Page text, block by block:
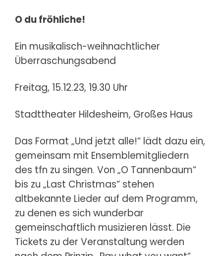
O du fröhliche!
Ein musikalisch-weihnachtlicher
Überraschungsabend
Freitag, 15.12.23, 19.30 Uhr
Stadttheater Hildesheim, Großes Haus
Das Format „Und jetzt alle!“ lädt dazu ein,
gemeinsam mit Ensemblemitgliedern
des tfn zu singen. Von „O Tannenbaum“
bis zu „Last Christmas“ stehen
altbekannte Lieder auf dem Programm,
zu denen es sich wunderbar
gemeinschaftlich musizieren lässt. Die
Tickets zu der Veranstaltung werden